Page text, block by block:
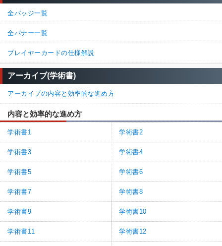
全バッジ一覧
全バナー一覧
プレイヤーカードの仕様解説
アーカイブ(学術書)
アーカイブの内容と効率的な進め方
内容と効率的な進め方
学術書1 学術書2
学術書3 学術書4
学術書5 学術書6
学術書7 学術書8
学術書9 学術書10
学術書11 学術書12